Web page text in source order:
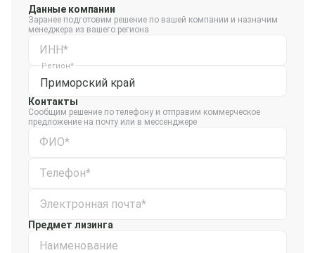
Данные компании
Заранее подготовим решение по вашей компании и назначим
менеджера из вашего региона
ИНН*
Приморский край
Регион*
Контакты
Сообщим решение по телефону и отправим коммерческое
предложение на почту или в мессенджере
ФИО*
Телефон*
Электронная почта*
Предмет лизинга
Наименование